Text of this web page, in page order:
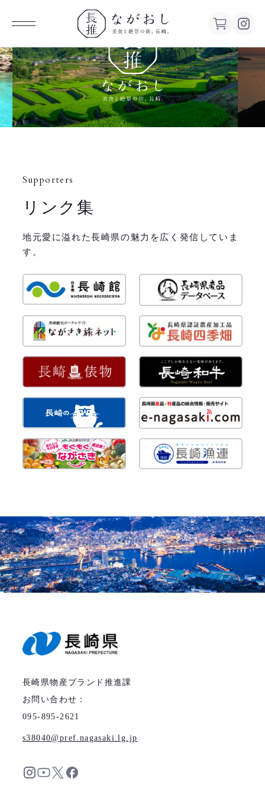
ながお
し 美食
と絶景の
Supporters
リンク集
地元愛に溢れた長崎県の魅力を広く発信していま
す。
長崎県物産ブランド推進課
お問い合わせ：
095-895-2621
s38040 pref.nagasaki.lg.jp